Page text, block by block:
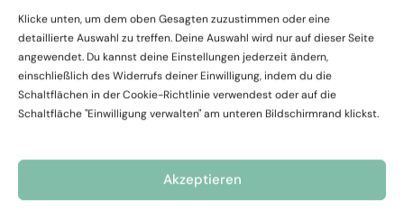
Klicke unten, um dem oben Gesagten zuzustimmen oder eine
detaillierte Auswahl zu treffen. Deine Auswahl wird nur auf dieser Seite
angewendet. Du kannst deine Einstellungen jederzeit ändern,
einschließlich des Widerrufs deiner Einwilligung, indem du die
Schaltflächen in der Cookie-Richtlinie verwendest oder auf die
Schaltfläche "Einwilligung verwalten" am unteren Bildschirmrand klickst.
Akzeptieren
kleinen Details, die euren großen Tag
unverwechselbar machen. Damit ihr schon jetzt
voller Vorfreude in die Planung eintauchen könnt,
habe ich für euch eine liebevoll gestaltete
Infobroschüre zusammengestellt.
Lesungen, Abläufen und praktischen Tipps – alles,
was euch hilft, eure Trauung so einzigartig zu